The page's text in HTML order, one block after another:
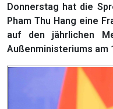
Donnerstag hat die
Pham Thu Hang eine
auf den jährlichen
Außenministeriums am